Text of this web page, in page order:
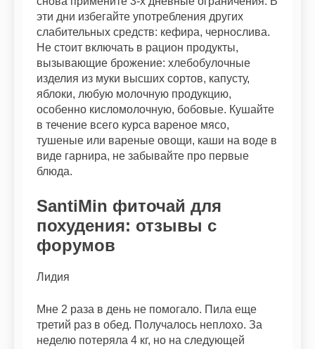
эти дни избегайте употребления других
слабительных средств: кефира, чернослива.
Не стоит включать в рацион продукты,
вызывающие брожение: хлебобулочные
изделия из муки высших сортов, капусту,
яблоки, любую молочную продукцию,
особенно кисломолочную, бобовые. Кушайте
в течение всего курса вареное мясо,
тушеные или вареные овощи, каши на воде в
виде гарнира, не забывайте про первые
блюда.
SantiMin фиточай для
похудения: отзывы с
форумов
Лидия
Мне 2 раза в день не помогало. Пила еще
третий раз в обед. Получалось неплохо. За
неделю потеряла 4 кг, но на следующей